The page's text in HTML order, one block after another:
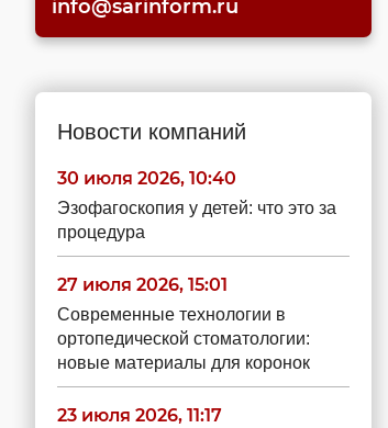
info@sarinform.ru
Новости компаний
30 июля 2026, 10:40
Эзофагоскопия у детей: что это за
процедура
27 июля 2026, 15:01
Современные технологии в
ортопедической стоматологии:
новые материалы для коронок
23 июля 2026, 11:17